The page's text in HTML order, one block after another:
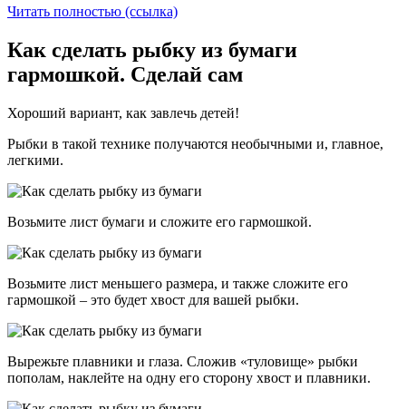
Читать полностью (ссылка)
Как сделать рыбку из бумаги
гармошкой. Сделай сам
Хороший вариант, как завлечь детей!
Рыбки в такой технике получаются необычными и, главное,
легкими.
Возьмите лист бумаги и сложите его гармошкой.
Возьмите лист меньшего размера, и также сложите его
гармошкой – это будет хвост для вашей рыбки.
Вырежьте плавники и глаза. Сложив «туловище» рыбки
пополам, наклейте на одну его сторону хвост и плавники.